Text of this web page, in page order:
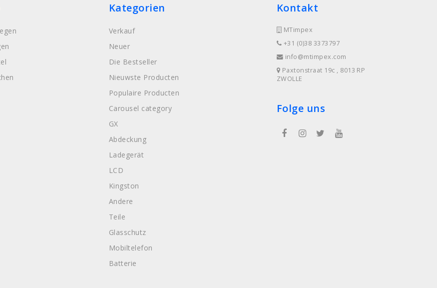
Kategorien
Verkauf
Neuer
Die Bestseller
Nieuwste Producten
Populaire Producten
Carousel category
GX
Abdeckung
Ladegerät
LCD
Kingston
Andere
Teile
Glasschutz
Mobiltelefon
Batterie
Kontakt
MTimpex
+31 (0)38 3373797
info@mtimpex.com
Paxtonstraat 19c , 8013 RP
ZWOLLE
Folge uns